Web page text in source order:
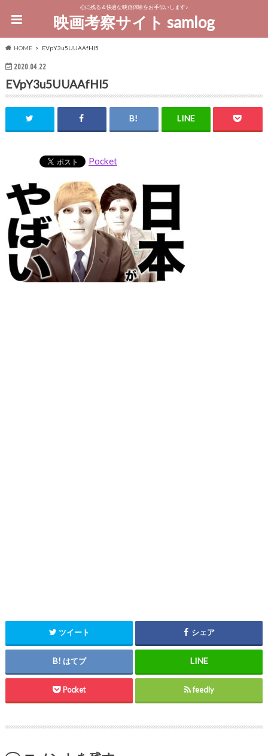
心に残る＆快適な映画体験をお手伝いします♪
映画考察サイト samlog
HOME EVpY3u5UUAAfHl5
2020.04.22
EVpY3u5UUAAfHl5
Pocket
ツイート シェア
はてブ
Pocket feedly